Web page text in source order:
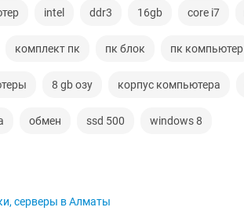
intel ddr3 16gb core i7
комплект пк пк блок пк компьютер
8 gb озу корпус компьютера
обмен ssd 500 windows 8
серверы в Алматы